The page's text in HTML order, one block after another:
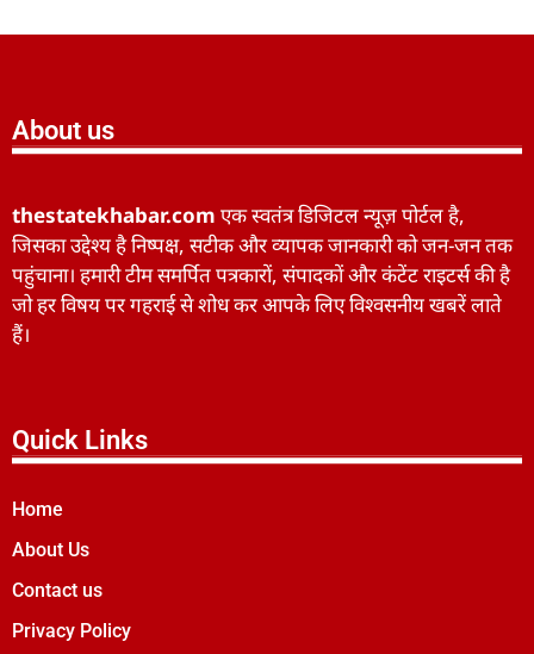
About us
thestatekhabar.com एक स्वतंत्र डिजिटल न्यूज़ पोर्टल है,
जिसका उद्देश्य है निष्पक्ष, सटीक और व्यापक जानकारी को जन-जन तक
पहुंचाना। हमारी टीम समर्पित पत्रकारों, संपादकों और कंटेंट राइटर्स की है
जो हर विषय पर गहराई से शोध कर आपके लिए विश्वसनीय खबरें लाते
हैं।
Quick Links
Home
About Us
Contact us
Privacy Policy